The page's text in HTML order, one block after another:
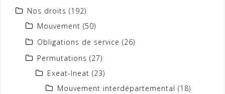
Nos droits (192)
Mouvement (50)
Obligations de service (26)
Permutations (27)
Exeat-Ineat (23)
Mouvement interdépartemental (18)